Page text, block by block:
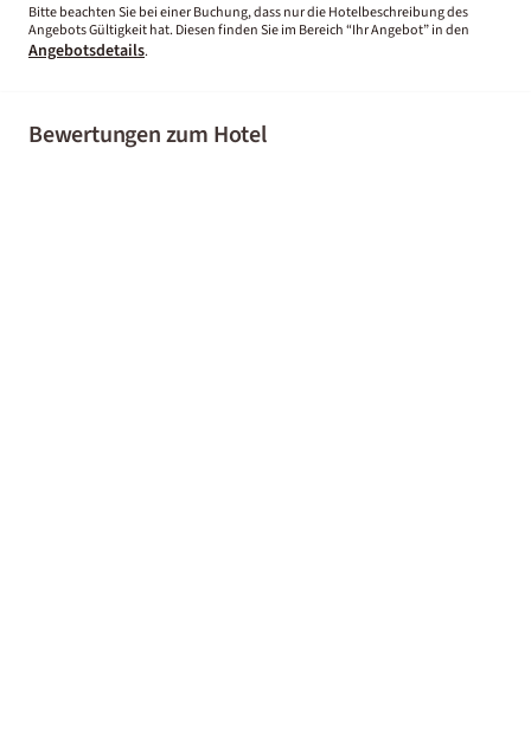
Bitte beachten Sie bei einer Buchung, dass nur die Hotelbeschreibung des
Angebots Gültigkeit hat. Diesen finden Sie im Bereich “Ihr Angebot” in den
Angebotsdetails.
Bewertungen zum Hotel